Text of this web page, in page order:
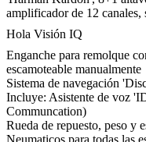
amplificador de 12 canales,
Hola Visión IQ
Enganche para remolque
escamoteable manualmente
Sistema de navegación
Incluye: Asistente de voz
Communcation)
Rueda de repuesto, peso y
Neumaticos para todas las